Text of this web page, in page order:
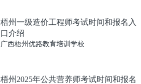
梧州一级造价工程师考试时间和报名入
口介绍
广西梧州优路教育培训学校
梧州2025年公共营养师考试时间和报名